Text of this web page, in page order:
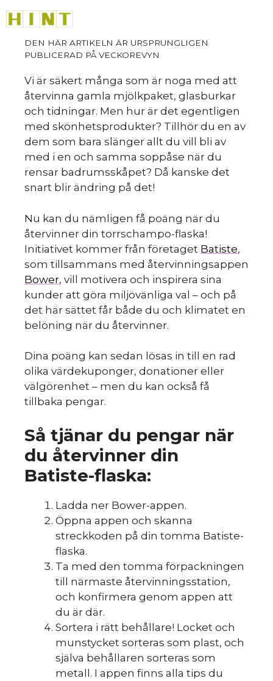
till
innehåll
Vi är säkert många som är noga med att
återvinna gamla mjölkpaket, glasburkar
och tidningar. Men hur är det egentligen
med skönhetsprodukter? Tillhör du en av
dem som bara slänger allt du vill bli av
med i en och samma soppåse när du
rensar badrumsskåpet? Då kanske det
snart blir ändring på det!
Nu kan du nämligen få poäng när du
återvinner din torrschampo-flaska!
Initiativet kommer från företaget Batiste,
som tillsammans med återvinningsappen
Bower, vill motivera och inspirera sina
kunder att göra miljövänliga val – och på
det här sättet får både du och klimatet en
belöning när du återvinner.
Dina poäng kan sedan lösas in till en rad
olika värdekuponger, donationer eller
välgörenhet – men du kan också få
tillbaka pengar.
Så tjänar du pengar när
du återvinner din
Batiste-flaska:
Ladda ner Bower-appen.
Öppna appen och skanna
streckkoden på din tomma Batiste-
flaska.
Ta med den tomma förpackningen
till närmaste återvinningsstation,
och konfirmera genom appen att
du är där.
Sortera i rätt behållare! Locket och
munstycket sorteras som plast, och
själva behållaren sorteras som
metall. I appen finns alla tips du